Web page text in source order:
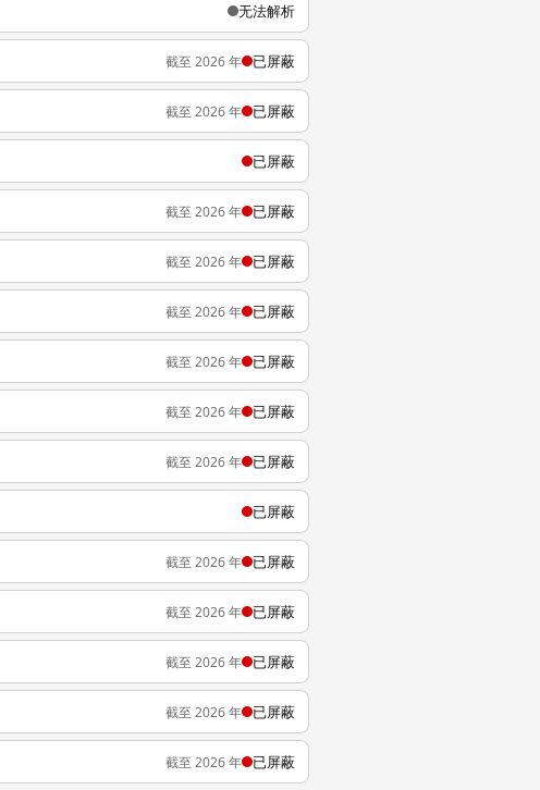
无法解析
截至 2026 年 已屏蔽
截至 2026 年 已屏蔽
已屏蔽
截至 2026 年 已屏蔽
截至 2026 年 已屏蔽
截至 2026 年 已屏蔽
截至 2026 年 已屏蔽
截至 2026 年 已屏蔽
截至 2026 年 已屏蔽
已屏蔽
截至 2026 年 已屏蔽
截至 2026 年 已屏蔽
截至 2026 年 已屏蔽
截至 2026 年 已屏蔽
截至 2026 年 已屏蔽